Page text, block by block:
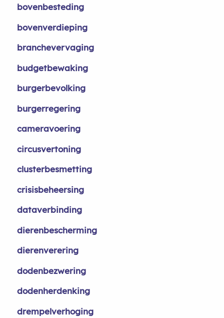
bovenbesteding
bovenverdieping
branchevervaging
budgetbewaking
burgerbevolking
burgerregering
cameravoering
circusvertoning
clusterbesmetting
crisisbeheersing
dataverbinding
dierenbescherming
dierenverering
dodenbezwering
dodenherdenking
drempelverhoging